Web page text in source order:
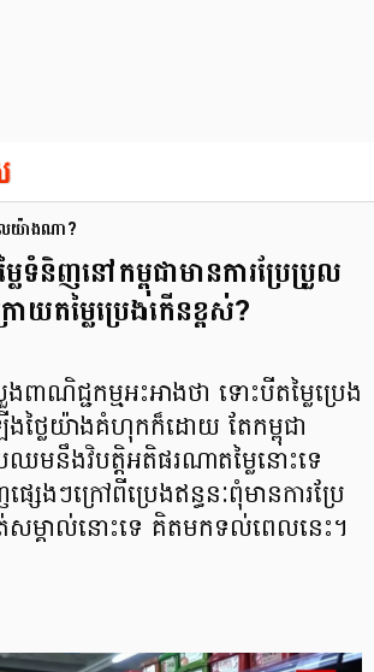
លយ៉ាងណា?
ទំនិញនៅកម្ពុជាមានការប្រែប្រួល
យតម្លៃប្រេងកើនខ្ពស់?
ពាណិជ្ជកម្មអះអាងថា ទោះបីតម្លៃប្រេង
ងថ្លៃយ៉ាងគំហុកក៏ដោយ តែកម្ពុជា
ឈមនឹងវិបត្តិអតិផរណាតម្លៃនោះទេ
សេងៗក្រៅពីប្រេងឥន្ធនៈពុំមានការប្រែ
ត់សម្គាល់នោះទេ គិតមកទល់ពេលនេះ។